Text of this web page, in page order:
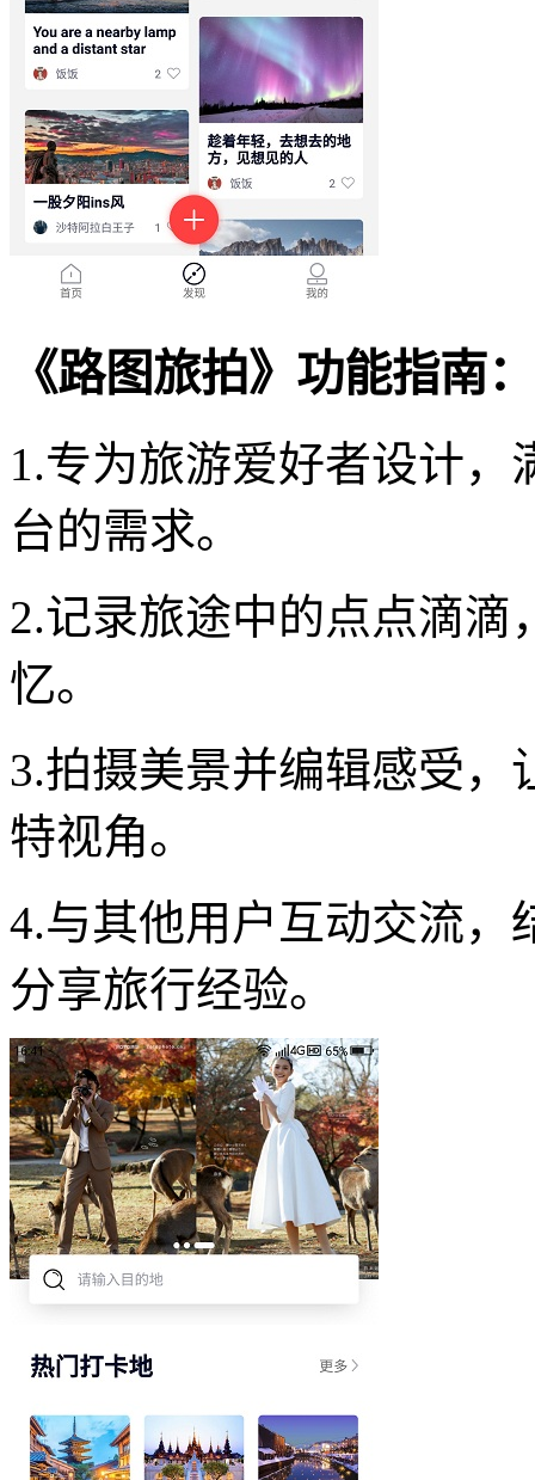
《路图旅拍》功能指南：
1.专为旅游爱好者设计
台的需求。
2.记录旅途中的点点滴滴
忆。
3.拍摄美景并编辑感受
特视角。
4.与其他用户互动交流，
分享旅行经验。